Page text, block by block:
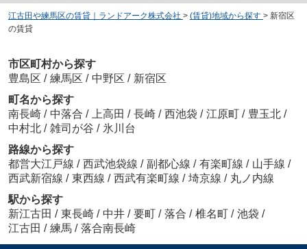
江古田や練馬区の賃貸｜ランドアーク株式会社 > (賃貸)地域から探す > 新宿区
の賃貸
市区町村から探す
豊島区 / 練馬区 / 中野区 / 新宿区
町名から探す
南長崎 / 中落合 / 上高田 / 長崎 / 西池袋 / 江原町 / 豊玉北 /
中村北 / 雑司が谷 / 氷川台
路線から探す
都営大江戸線 / 西武池袋線 / 副都心線 / 有楽町線 / 山手線 /
西武新宿線 / 東西線 / 西武有楽町線 / 埼京線 / 丸ノ内線
駅から探す
新江古田 / 東長崎 / 中井 / 要町 / 落合 / 椎名町 / 池袋 /
江古田 / 練馬 / 落合南長崎